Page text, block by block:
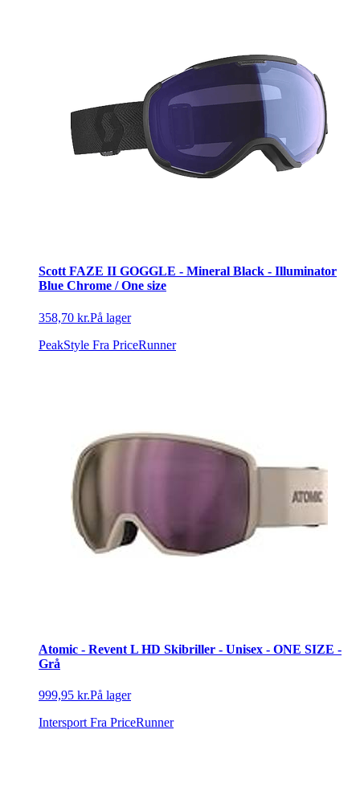
Scott FAZE II GOGGLE - Mineral Black - Illuminator
Blue Chrome / One size
358,70 kr.På lager
PeakStyle Fra PriceRunner
Atomic - Revent L HD Skibriller - Unisex - ONE SIZE -
Grå
999,95 kr.På lager
Intersport Fra PriceRunner